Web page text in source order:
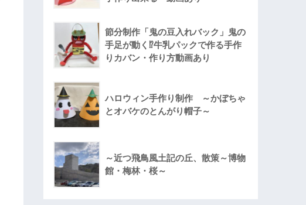
節分制作「鬼の豆入れバック」鬼の
手足が動く⁉牛乳パックで作る手作
りカバン・作り方動画あり
ハロウィン手作り制作 ～かぼちゃ
とオバケのとんがり帽子～
～近つ飛鳥風土記の丘、散策～博物
館・梅林・桜～